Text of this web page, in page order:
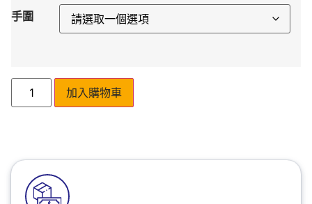
手圍
加入購物車